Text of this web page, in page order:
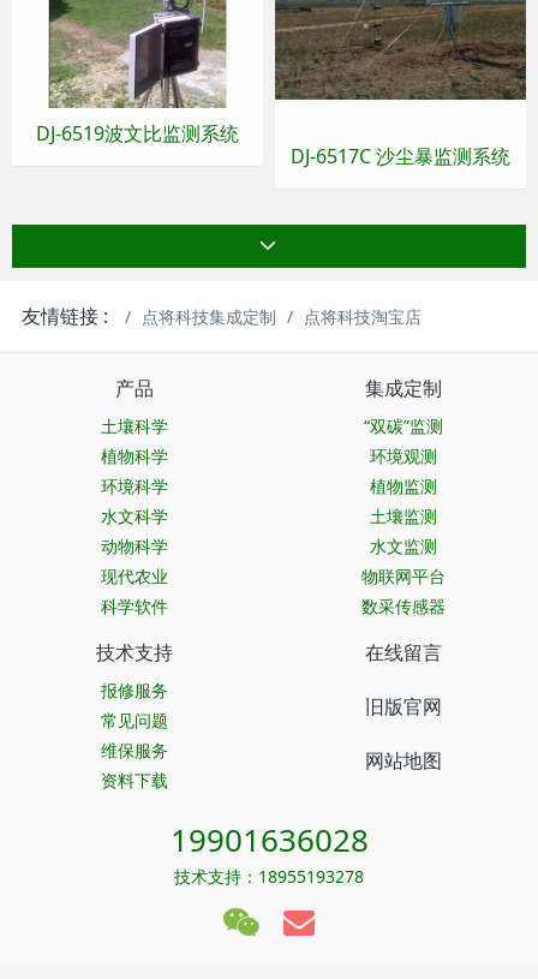
DJ-6519波文比监测系统
DJ-6517C 沙尘暴监测系统
友情链接 : 点将科技集成定制 点将科技淘宝店
产品
土壤科学
植物科学
环境科学
水文科学
动物科学
现代农业
科学软件
集成定制
“双碳”监测
环境观测
植物监测
土壤监测
水文监测
物联网平台
数采传感器
技术支持
报修服务
常见问题
维保服务
资料下载
在线留言
旧版官网
网站地图
19901636028
技术支持：18955193278